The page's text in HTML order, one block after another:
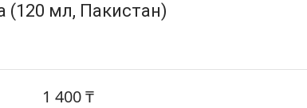
(120 мл, Пакистан)
1 400 ₸